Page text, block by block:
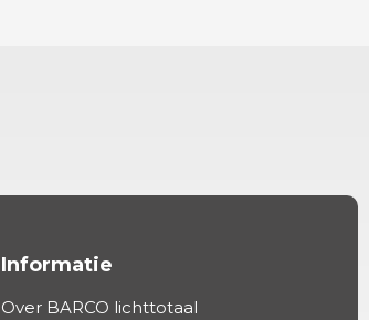
Informatie
Over BARCO lichttotaal